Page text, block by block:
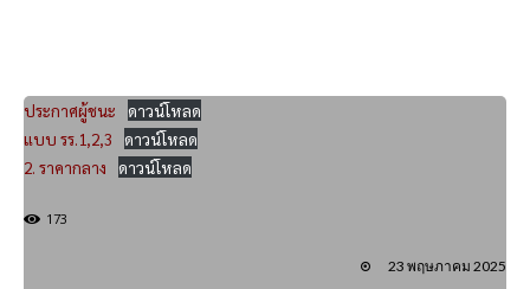
ประกาศผู้ชนะ
ดาวน์โหลด
แบบ รร.1,2,3
ดาวน์โหลด
2. ราคากลาง
ดาวน์โหลด
173
23 พฤษภาคม 2025